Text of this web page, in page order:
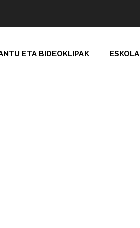
ETA BIDEOKLIPAK ESKOLA